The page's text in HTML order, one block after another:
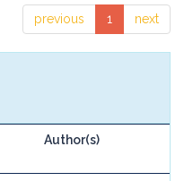
previous 1 next
Author(s)